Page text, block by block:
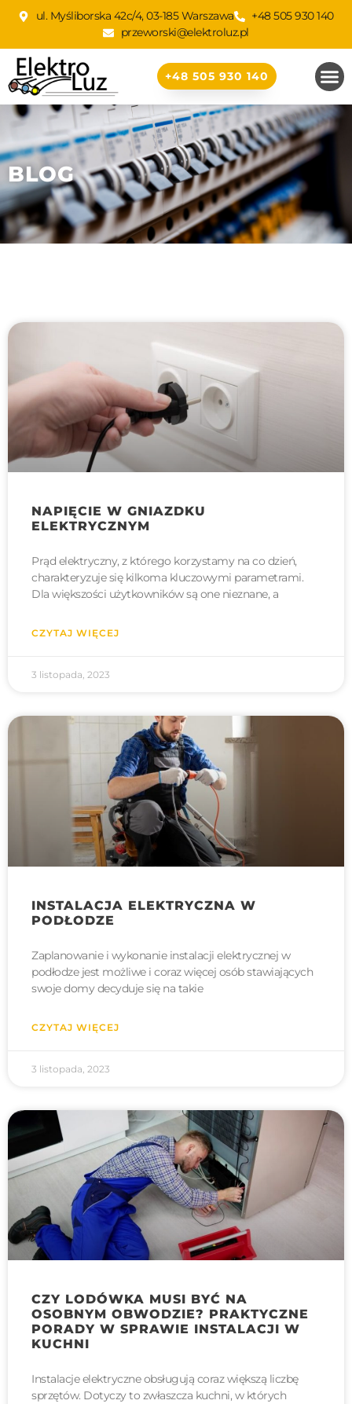
ul. Myśliborska 42c/4, 03-185 Warszawa
+48 505 930 140
przeworski@elektroluz.pl
+48 505 930 140
BLOG
NAPIĘCIE W GNIAZDKU
ELEKTRYCZNYM
Prąd elektryczny, z którego korzystamy na co dzień,
charakteryzuje się kilkoma kluczowymi parametrami.
Dla większości użytkowników są one nieznane, a
CZYTAJ WIĘCEJ
3 listopada, 2023
INSTALACJA ELEKTRYCZNA W
PODŁODZE
Zaplanowanie i wykonanie instalacji elektrycznej w
podłodze jest możliwe i coraz więcej osób stawiających
swoje domy decyduje się na takie
CZYTAJ WIĘCEJ
3 listopada, 2023
CZY LODÓWKA MUSI BYĆ NA
OSOBNYM OBWODZIE? PRAKTYCZNE
PORADY W SPRAWIE INSTALACJI W
KUCHNI
Instalacje elektryczne obsługują coraz większą liczbę
sprzętów. Dotyczy to zwłaszcza kuchni, w których